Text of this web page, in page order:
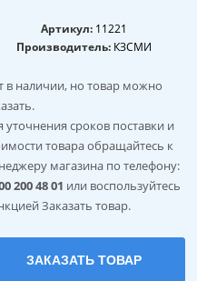
Артикул: 11221
Производитель: КЗСМИ
в наличии, но товар можно
уточнения сроков поставки и
товара обращайтесь к
магазина по телефону:
200 48 01 или воспользуйтесь
Заказать товар.
ЗАКАЗАТЬ ТОВАР